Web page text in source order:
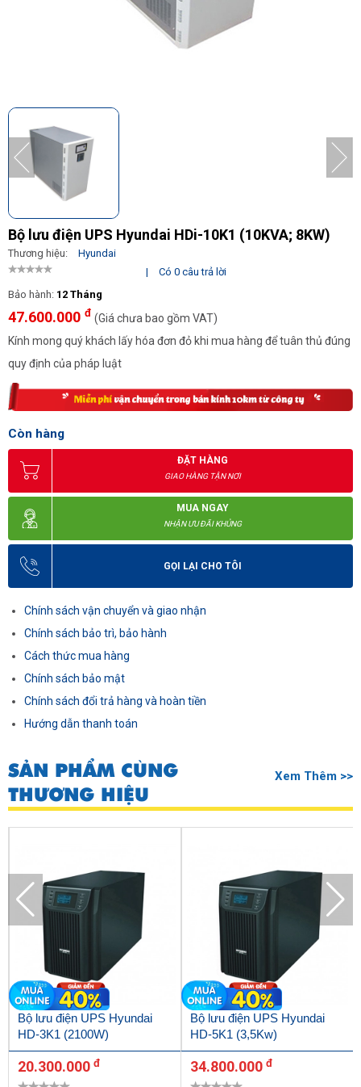
Bộ lưu điện UPS Hyundai HDi-10K1 (10KVA; 8KW)
Thương hiệu:
Hyundai
|
Có 0 câu trả lời
Bảo hành: 12 Tháng
47.600.000 đ (Giá chưa bao gồm VAT)
Kính mong quý khách lấy hóa đơn đỏ khi mua hàng để tuân thủ đúng
quy định của pháp luật
Còn hàng
ĐẶT HÀNG
GIAO HÀNG TẬN NƠI
MUA NGAY
NHẬN ƯU ĐÃI KHỦNG
GỌI LẠI CHO TÔI
Chính sách vận chuyển và giao nhận
Chính sách bảo trì, bảo hành
Cách thức mua hàng
Chính sách bảo mật
Chính sách đổi trả hàng và hoàn tiền
Hướng dẫn thanh toán
SẢN PHẨM CÙNG
THƯƠNG HIỆU
Xem Thêm >>
Bộ lưu điện UPS Hyundai
HD-3K1 (2100W)
20.300.000 đ
Bộ lưu điện UPS Hyundai
HD-5K1 (3,5Kw)
34.800.000 đ